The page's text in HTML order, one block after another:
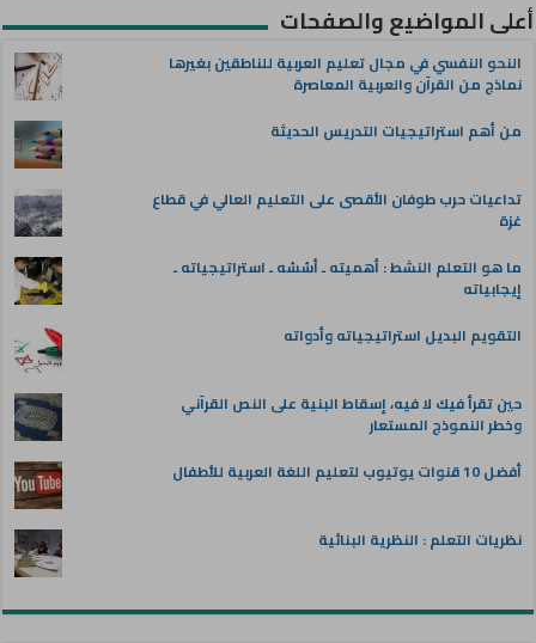
أعلى المواضيع والصفحات
النحو النفسي في مجال تعليم العربية للناطقين بغيرها
نماذج من القرآن والعربية المعاصرة
من أهم استراتيجيات التدريس الحديثة
تداعيات حرب طوفان الأقصى على التعليم العالي في قطاع
غزة
ما هو التعلم النشط : أهميته ـ أسُسُه ـ استراتيجياته ـ
إيجابياته
التقويم البديل استراتيجياته وأدواته
حين تقرأ فيك لا فيه، إسقاط البنية على النص القرآني
وخطر النموذج المستعار
أفضل 10 قنوات يوتيوب لتعليم اللغة العربية للأطفال
نظريات التعلم : النظرية البنائية